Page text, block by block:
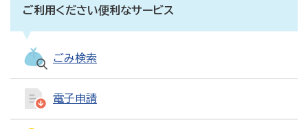
ご利用ください便利なサービス
ごみ検索
電子申請